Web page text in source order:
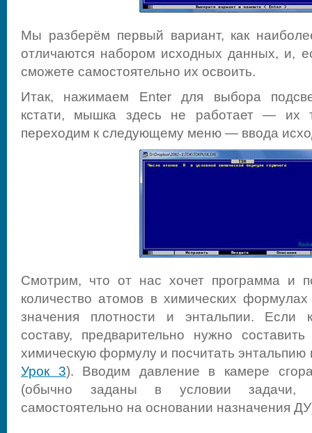
Мы разберём первый вариант, как
отличаются набором исходных данных, и,
сможете самостоятельно их освоить.
Итак, нажимаем Enter для выбора
кстати, мышка здесь не работает —
переходим к следующему меню — ввода
Смотрим, что от нас хочет программа и
количество атомов в химических формулах
значения плотности и энтальпии. Если
составу, предварительно нужно
химическую формулу и посчитать энтальпию
Урок 3). Вводим давление в камере
(обычно заданы в условии задачи,
самостоятельно на основании назначения